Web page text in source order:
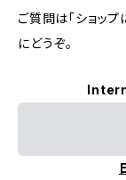
ご質問は「ショッ
にどうぞ。